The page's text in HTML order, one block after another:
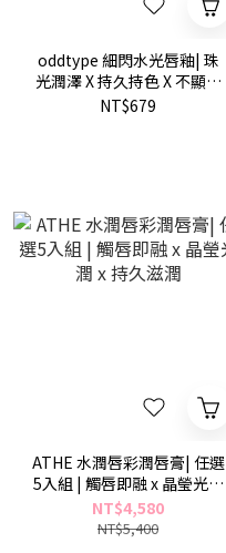
oddtype 細閃水光唇釉| 珠
光潤澤 X 持久持色 X 不顯唇
紋
NT$679
ATHE 水潤唇彩潤唇膏| 任選
5入組 | 觸唇即融 x 晶瑩光潤
x 持久滋潤
NT$4,580
NT$5,400